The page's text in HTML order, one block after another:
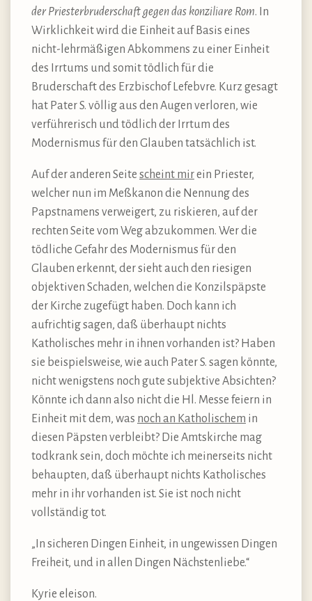
der Priesterbruderschaft gegen das konziliare Rom. In
Wirklichkeit wird die Einheit auf Basis eines
nicht-lehrmäßigen Abkommens zu einer Einheit
des Irrtums und somit tödlich für die
Bruderschaft des Erzbischof Lefebvre. Kurz gesagt
hat Pater S. völlig aus den Augen verloren, wie
verführerisch und tödlich der Irrtum des
Modernismus für den Glauben tatsächlich ist.
Auf der anderen Seite scheint mirein Priester,
welcher nun im Meßkanon die Nennung des
Papstnamens verweigert, zu riskieren, auf der
rechten Seite vom Weg abzukommen. Wer die
tödliche Gefahr des Modernismus für den
Glauben erkennt, der sieht auch den riesigen
objektiven Schaden, welchen die Konzilspäpste
der Kirche zugefügt haben. Doch kann ich
aufrichtig sagen, daß überhaupt nichts
Katholisches mehr in ihnen vorhanden ist? Haben
sie beispielsweise, wie auch Pater S. sagen könnte,
nicht wenigstens noch gute subjektive Absichten?
Könnte ich dann also nicht die Hl. Messe feiern in
Einheit mit dem, was noch an Katholischem in
diesen Päpsten verbleibt? Die Amtskirche mag
todkrank sein, doch möchte ich meinerseits nicht
behaupten, daß überhaupt nichts Katholisches
mehr in ihr vorhanden ist. Sie ist noch nicht
vollständig tot.
„In sicheren Dingen Einheit, in ungewissen Dingen
Freiheit, und in allen Dingen Nächstenliebe.“
Kyrie eleison.